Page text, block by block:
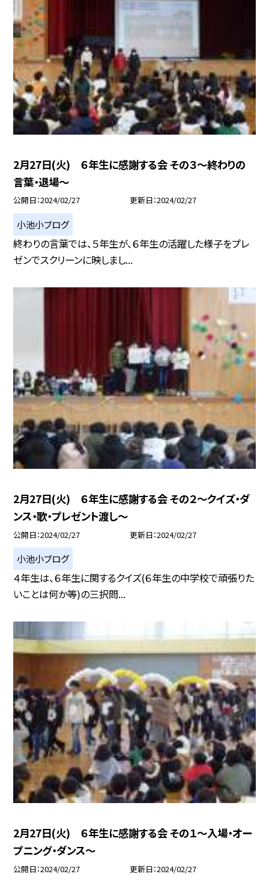
2月27日(火) ６年生に感謝する会 その３〜終わりの
言葉・退場〜
公開日 2024/02/27 更新日 2024/02/27
小池小ブログ
終わりの言葉では、５年生が、６年生の活躍した様子をプレ
ゼンでスクリーンに映しまし...
2月27日(火) ６年生に感謝する会 その２〜クイズ・ダ
ンス・歌・プレゼント渡し〜
公開日 2024/02/27 更新日 2024/02/27
小池小ブログ
４年生は、６年生に関するクイズ(６年生の中学校で頑張りた
いことは何か等)の三択問...
2月27日(火) ６年生に感謝する会 その１〜入場・オー
プニング・ダンス〜
公開日 2024/02/27 更新日 2024/02/27